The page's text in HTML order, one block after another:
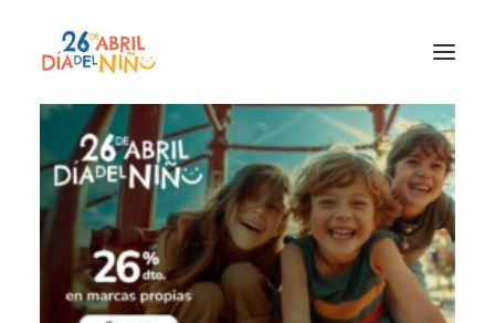
¿Qué es el Día del Niño?
¿Cómo lo vamos a celebrar?
¡Únete!
Participa con tu cole
Materiales